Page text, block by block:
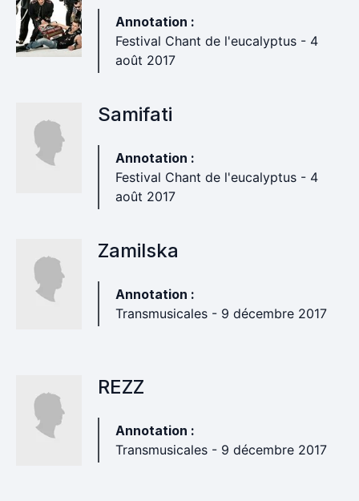
Annotation :
Festival Chant de l'eucalyptus - 4
août 2017
Samifati
Annotation :
Festival Chant de l'eucalyptus - 4
août 2017
Zamilska
Annotation :
Transmusicales - 9 décembre 2017
REZZ
Annotation :
Transmusicales - 9 décembre 2017